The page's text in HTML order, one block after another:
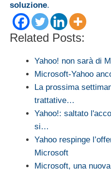
soluzione.
Related Posts:
Yahoo! non sarà di
Microsoft-Yahoo
La prossima
trattative…
Yahoo!: saltato
si…
Yahoo respinge
Microsoft
Microsoft, una